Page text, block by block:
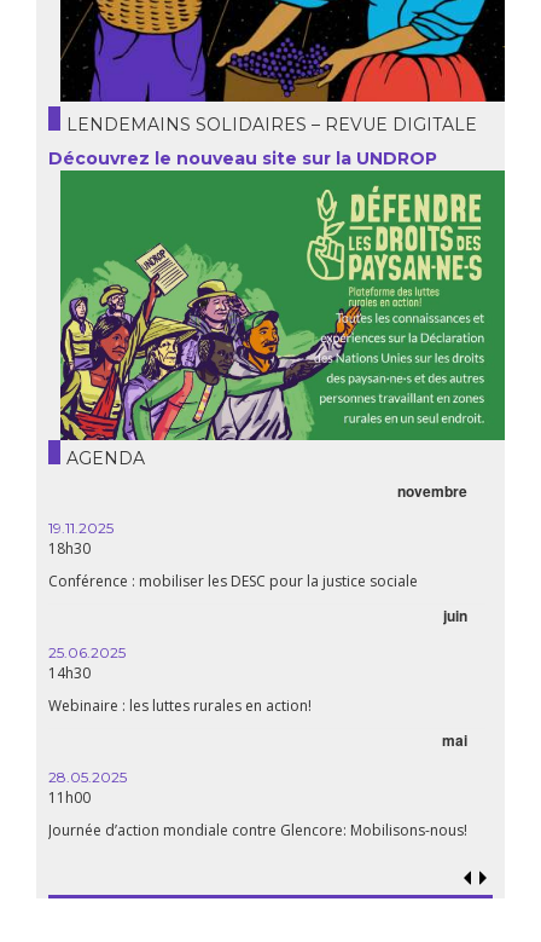
LENDEMAINS SOLIDAIRES – REVUE DIGITALE
Découvrez le nouveau site sur la UNDROP
AGENDA
novembre
19.11.2025
18h30
Conférence : mobiliser les DESC pour la justice sociale
juin
25.06.2025
14h30
Webinaire : les luttes rurales en action!
mai
28.05.2025
11h00
Journée d’action mondiale contre Glencore: Mobilisons-nous!